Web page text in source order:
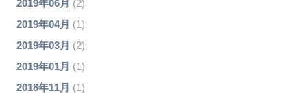
2019年06月 (2)
2019年04月 (1)
2019年03月 (2)
2019年01月 (1)
2018年11月 (1)